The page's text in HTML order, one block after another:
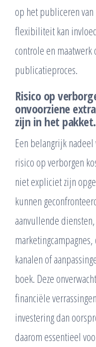
op het publiceren
flexibiliteit kan
controle en
publicatieproces.
Risico op
onvoorziene
zijn in het pakket.
Een belangrijk
risico op verborgen
niet expliciet zijn
kunnen
aanvullende
kanalen of
boek. Deze
financiële
investering dan
daarom essentieel